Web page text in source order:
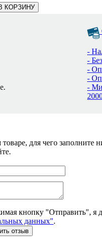
КОРЗИНУ
-
-
-
-
-
для чего
кнопку "Отправить", я
данных".